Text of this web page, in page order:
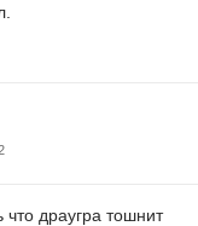
драугра тошнит